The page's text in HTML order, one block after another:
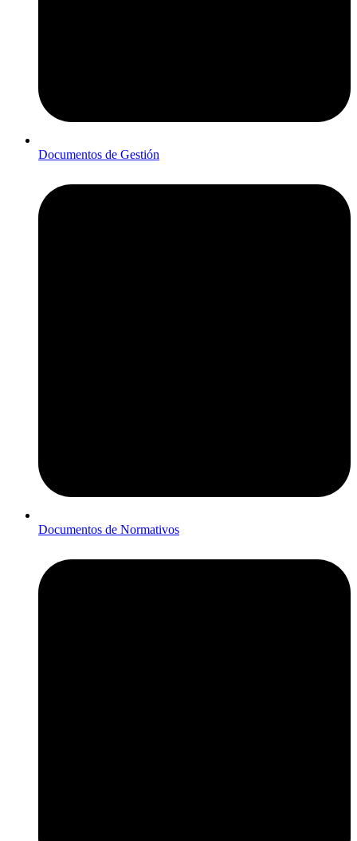
Documentos de Gestión
Documentos de Normativos